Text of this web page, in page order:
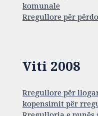
komunale
Rregullore për
Viti 2008
Rregullore për
kopensimit për